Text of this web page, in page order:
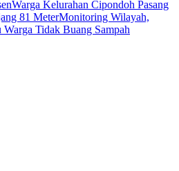
Warga Kelurahan Cipondoh Pasang
81 MeterMonitoring Wilayah,
Tidak Buang Sampah